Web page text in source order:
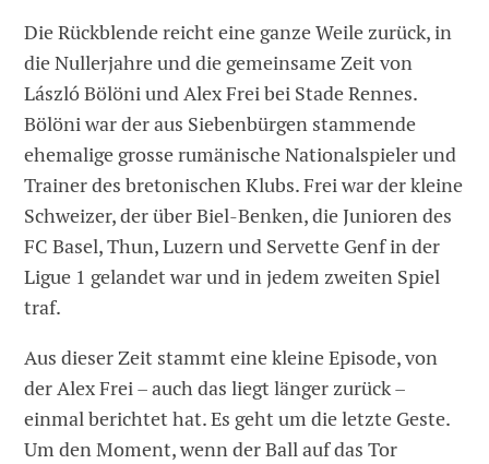
Die Rückblende reicht eine ganze Weile zurück, in
die Nullerjahre und die gemeinsame Zeit von
László Bölöni und Alex Frei bei Stade Rennes.
Bölöni war der aus Siebenbürgen stammende
ehemalige grosse rumänische Nationalspieler und
Trainer des bretonischen Klubs. Frei war der kleine
Schweizer, der über Biel-Benken, die Junioren des
FC Basel, Thun, Luzern und Servette Genf in der
Ligue 1 gelandet war und in jedem zweiten Spiel
traf.
Aus dieser Zeit stammt eine kleine Episode, von
der Alex Frei – auch das liegt länger zurück –
einmal berichtet hat. Es geht um die letzte Geste.
Um den Moment, wenn der Ball auf das Tor